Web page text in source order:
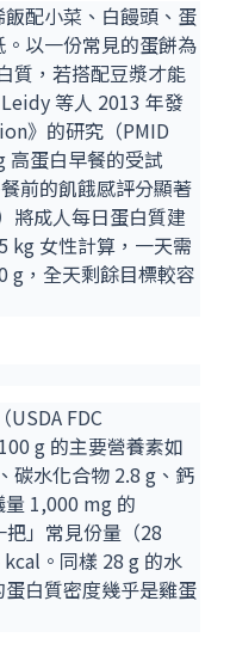
配小菜、白饅頭、蛋
以一份常見的蛋餅為
質，若搭配豆漿才能
等人 2013 年發
》的研究（PMID
高蛋白早餐的受試
前的飢餓感評分顯著
將成人每日蛋白質建
kg 女性計算，一天需
g，全天剩餘目標較容
FDC
g 的主要營養素如
碳水化合物 2.8 g、鈣
1,000 mg 的
」常見份量（28
。同樣 28 g 的水
白質密度幾乎是雞蛋